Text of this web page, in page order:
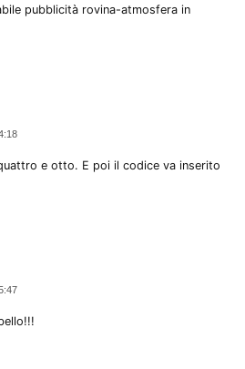
pubblicità rovina-atmosfera in
e otto. E poi il codice va inserito